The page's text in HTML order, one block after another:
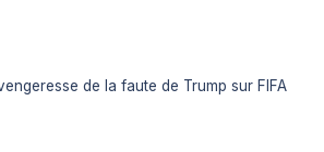
de la faute de Trump sur FIFA